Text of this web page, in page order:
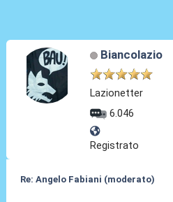
Biancolazio
Lazionetter
6.046
Registrato
Re: Angelo Fabiani (moderato)